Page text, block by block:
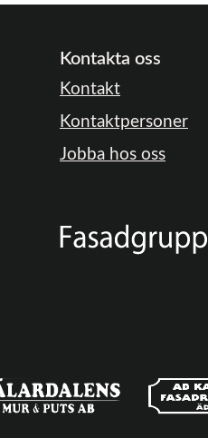
Kontakta oss
Kontakt
Kontaktpersoner
Jobba hos oss